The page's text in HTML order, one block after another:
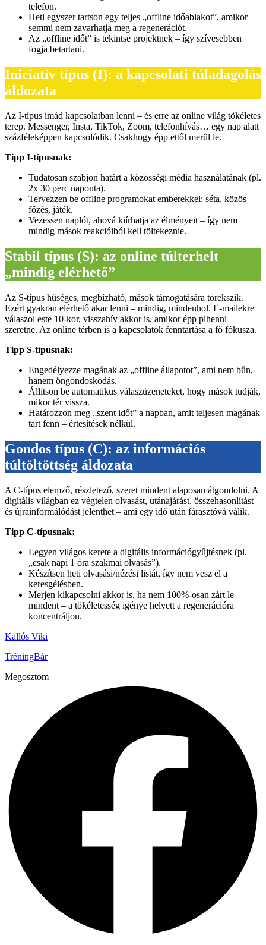
telefon.
Heti egyszer tartson egy teljes „offline időablakot”, amikor
semmi nem zavarhatja meg a regenerációt.
Az „offline időt” is tekintse projektnek – így szívesebben
fogja betartani.
Iniciatív típus (I): a kapcsolati túladagolás
áldozata
Az I-típus imád kapcsolatban lenni – és erre az online világ tökéletes
terep. Messenger, Insta, TikTok, Zoom, telefonhívás… egy nap alatt
százféleképpen kapcsolódik. Csakhogy épp ettől merül le.
Tipp I-típusnak:
Tudatosan szabjon határt a közösségi média használatának (pl.
2x 30 perc naponta).
Tervezzen be offline programokat emberekkel: séta, közös
főzés, játék.
Vezessen naplót, ahová kiírhatja az élményeit – így nem
mindig mások reakcióiból kell töltekeznie.
Stabil típus (S): az online túlterhelt
„mindig elérhető”
Az S-típus hűséges, megbízható, mások támogatására törekszik.
Ezért gyakran elérhető akar lenni – mindig, mindenhol. E-mailekre
válaszol este 10-kor, visszahív akkor is, amikor épp pihenni
szeretne. Az online térben is a kapcsolatok fenntartása a fő fókusza.
Tipp S-típusnak:
Engedélyezze magának az „offline állapotot”, ami nem bűn,
hanem öngondoskodás.
Állítson be automatikus válaszüzeneteket, hogy mások tudják,
mikor tér vissza.
Határozzon meg „szent időt” a napban, amit teljesen magának
tart fenn – értesítések nélkül.
Gondos típus (C): az információs
túltöltöttség áldozata
A C-típus elemző, részletező, szeret mindent alaposan átgondolni. A
digitális világban ez végtelen olvasást, utánajárást, összehasonlítást
és újrainformálódást jelenthet – ami egy idő után fárasztóvá válik.
Tipp C-típusnak:
Legyen világos kerete a digitális információgyűjtésnek (pl.
„csak napi 1 óra szakmai olvasás”).
Készítsen heti olvasási/nézési listát, így nem vesz el a
keresgélésben.
Merjen kikapcsolni akkor is, ha nem 100%-osan zárt le
mindent – a tökéletesség igénye helyett a regenerációra
koncentráljon.
Kallós Viki
TréningBár
Megosztom